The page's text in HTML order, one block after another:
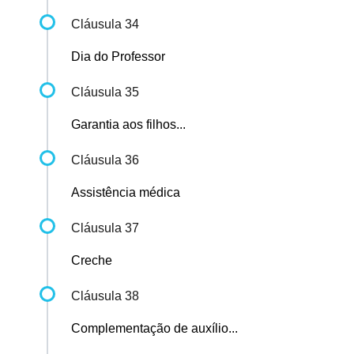
Cláusula 34
Dia do Professor
Cláusula 35
Garantia aos filhos...
Cláusula 36
Assistência médica
Cláusula 37
Creche
Cláusula 38
Complementação de auxílio...